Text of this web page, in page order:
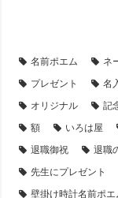
名前ポエム ネ
プレゼント
名
オリジナル
記
額
いろは屋
退職御祝
退職
先生にプレゼント
壁掛け時計名前ポ